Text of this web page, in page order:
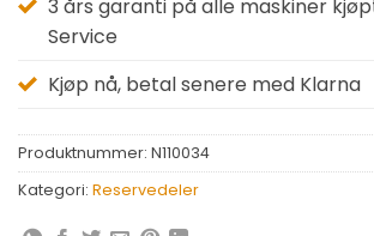
3 års garanti på alle maskiner
Service
Kjøp nå, betal senere med Klarna
Produktnummer: N110034
Kategori: Reservedeler